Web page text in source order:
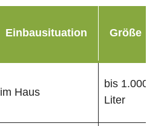
Einbausituation Größe
im Haus
bis 1.000
Liter